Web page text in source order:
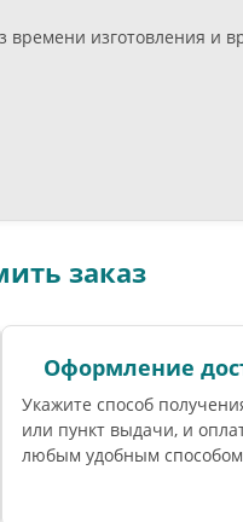
изготовления и
заказ
Оформление
Укажите способ
или пункт выдачи, и
любым удобным